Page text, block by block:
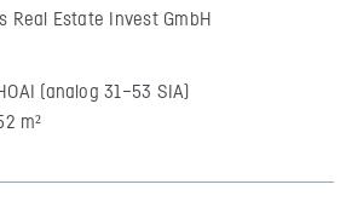
Real Estate Invest GmbH
(analog 31–53 SIA)
m²